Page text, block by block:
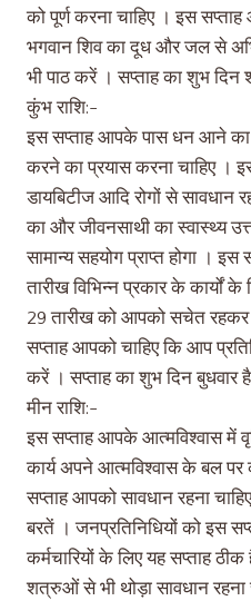
को पूर्ण करना चाहिए । इस
भगवान शिव का दूध और जल से
भी पाठ करें । सप्ताह का शुभ दिन
कुंभ राशि:-
इस सप्ताह आपके पास धन आने का
करने का प्रयास करना चाहिए ।
डायबिटीज आदि रोगों से सावधान
का और जीवनसाथी का स्वास्थ्य
सामान्य सहयोग प्राप्त होगा ।
तारीख विभिन्न प्रकार के
29 तारीख को आपको सचेत रहकर
सप्ताह आपको चाहिए कि आप
करें । सप्ताह का शुभ दिन बुधवार
मीन राशि:-
इस सप्ताह आपके आत्मविश्वास में
कार्य अपने आत्मविश्वास के बल
सप्ताह आपको सावधान रहना
बरतें । जनप्रतिनिधियों को इस
कर्मचारियों के लिए यह सप्ताह
शत्रुओं से भी थोड़ा सावधान